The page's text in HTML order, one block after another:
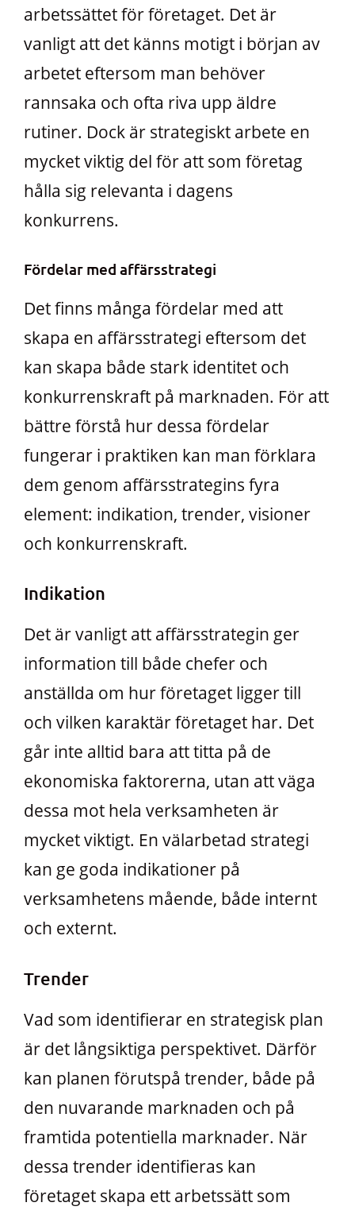
arbetssättet för företaget. Det är
vanligt att det känns motigt i början av
arbetet eftersom man behöver
rannsaka och ofta riva upp äldre
rutiner. Dock är strategiskt arbete en
mycket viktig del för att som företag
hålla sig relevanta i dagens
konkurrens.
Fördelar med affärsstrategi
Det finns många fördelar med att
skapa en affärsstrategi eftersom det
kan skapa både stark identitet och
konkurrenskraft på marknaden. För att
bättre förstå hur dessa fördelar
fungerar i praktiken kan man förklara
dem genom affärsstrategins fyra
element: indikation, trender, visioner
och konkurrenskraft.
Indikation
Det är vanligt att affärsstrategin ger
information till både chefer och
anställda om hur företaget ligger till
och vilken karaktär företaget har. Det
går inte alltid bara att titta på de
ekonomiska faktorerna, utan att väga
dessa mot hela verksamheten är
mycket viktigt. En välarbetad strategi
kan ge goda indikationer på
verksamhetens mående, både internt
och externt.
Trender
Vad som identifierar en strategisk plan
är det långsiktiga perspektivet. Därför
kan planen förutspå trender, både på
den nuvarande marknaden och på
framtida potentiella marknader. När
dessa trender identifieras kan
företaget skapa ett arbetssätt som